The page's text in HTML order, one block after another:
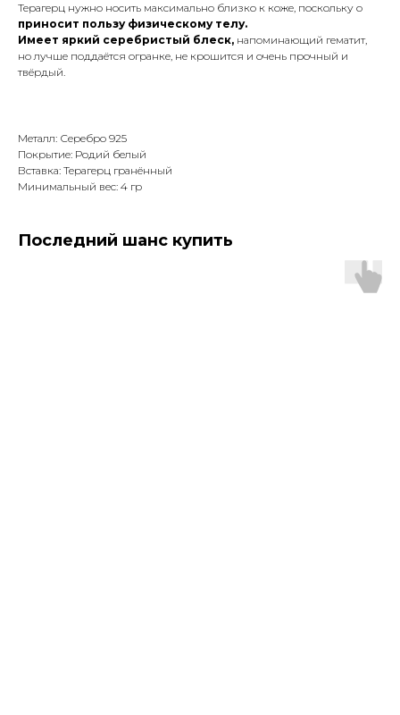
Терагерц нужно носить максимально близко к коже, поскольку о
приносит пользу физическому телу.
Имеет яркий серебристый блеск, напоминающий гематит,
но лучше поддаётся огранке, не крошится и очень прочный и
твёрдый.
Металл: Серебро 925
Покрытие: Родий белый
Вставка: Терагерц гранённый
Минимальный вес: 4 гр
Последний шанс купить